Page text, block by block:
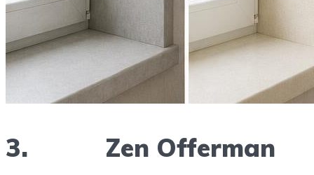
3. Zen Offerman